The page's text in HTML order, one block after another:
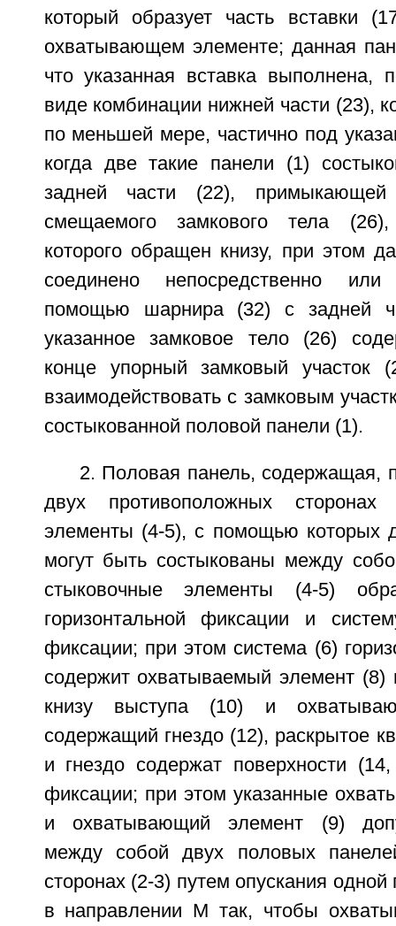
который образует часть вставки
охватывающем элементе; данная
что указанная вставка
виде комбинации нижней части (23),
по меньшей мере, частично под
когда две такие панели (1)
задней части (22),
смещаемого замкового тела
которого обращен книзу, при этом
соединено непосредственно
помощью шарнира (32) с задней
указанное замковое тело (26)
конце упорный замковый участок
взаимодействовать с замковым
состыкованной половой панели (1).
2. Половая панель, содержащая,
двух противоположных
элементы (4-5), с помощью которых
могут быть состыкованы между
стыковочные элементы (4-5)
горизонтальной фиксации и
фиксации; при этом система (6)
содержит охватываемый элемент (8)
книзу выступа (10) и
содержащий гнездо (12), раскрытое
и гнездо содержат поверхности
фиксации; при этом указанные
и охватывающий элемент (9)
между собой двух половых
сторонах (2-3) путем опускания
в направлении М так, чтобы